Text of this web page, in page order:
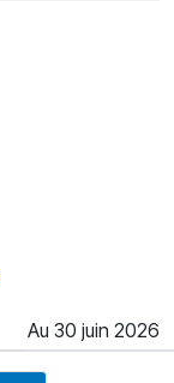
Au 30 juin 2026